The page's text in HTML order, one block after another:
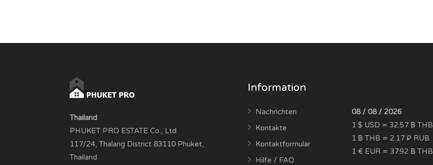
Thailand
PHUKET PRO ESTATE Co., Ltd
117/24, Thalang District 83110 Phuket,
Thailand
Information
Nachrichten
Kontakte
Kontaktformular
Hilfe / FAQ
08 / 08 / 2026
1 $ USD = 32.57 ฿ THB
1 ฿ THB = 2.17 ₽ RUB
1 € EUR = 37.92 ฿ THB